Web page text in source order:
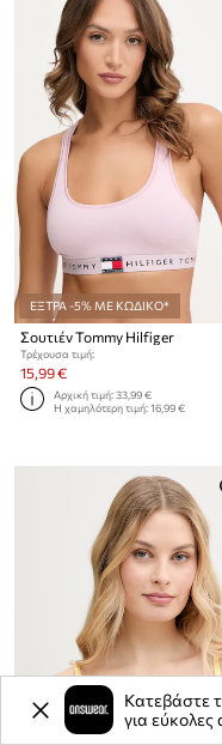
ΕΞΤΡΑ -5% ΜΕ ΚΩΔΙΚΟ*
Σουτιέν Tommy Hilfiger
Τρέχουσα τιμή:
15,99 €
Αρχική τιμή:33,99 €
Η χαμηλότερη τιμή:16,99 €
Κατεβάστε
για εύκολες